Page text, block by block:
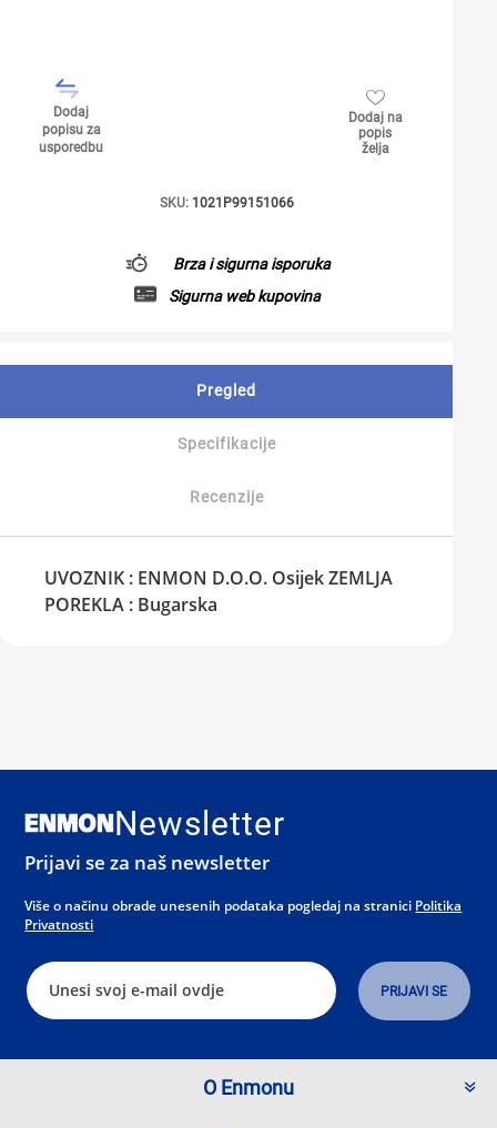
Dodaj
popisu za
usporedbu
Dodaj na
popis
želja
SKU: 1021P99151066
Brza i sigurna isporuka
Sigurna web kupovina
Pregled
Specifikacije
Recenzije
UVOZNIK : ENMON D.O.O. Osijek ZEMLJA
POREKLA : Bugarska
Newsletter
Prijavi se za naš newsletter
Više o načinu obrade unesenih podataka pogledaj na stranici Politika
Privatnosti
O Enmonu